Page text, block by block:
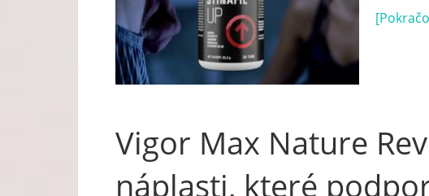
Vigor Max Nature
náplasti, které